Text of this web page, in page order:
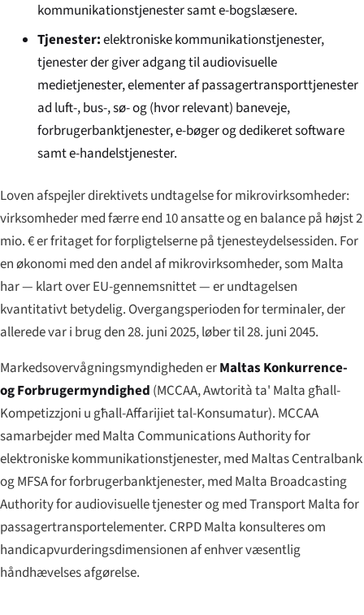
kommunikationstjenester samt e-bogslæsere.
Tjenester:elektroniske kommunikationstjenester,
tjenester der giver adgang til audiovisuelle
medietjenester, elementer af passagertransporttjenester
ad luft-, bus-, sø- og (hvor relevant) baneveje,
forbrugerbanktjenester, e-bøger og dedikeret software
samt e-handelstjenester.
Loven afspejler direktivets undtagelse for mikrovirksomheder:
virksomheder med færre end 10 ansatte og en balance på højst 2
mio. € er fritaget for forpligtelserne på tjenesteydelsessiden. For
en økonomi med den andel af mikrovirksomheder, som Malta
har — klart over EU-gennemsnittet — er undtagelsen
kvantitativt betydelig. Overgangsperioden for terminaler, der
allerede var i brug den 28. juni 2025, løber til 28. juni 2045.
Markedsovervågningsmyndigheden erMaltas Konkurrence-
og Forbrugermyndighed (MCCAA,Awtorità ta' Malta għall-
Kompetizzjoni u għall-Affarijiet tal-Konsumatur). MCCAA
samarbejder med Malta Communications Authority for
elektroniske kommunikationstjenester, med Maltas Centralbank
og MFSA for forbrugerbanktjenester, med Malta Broadcasting
Authority for audiovisuelle tjenester og med Transport Malta for
passagertransportelementer. CRPD Malta konsulteres om
handicapvurderingsdimensionen af enhver væsentlig
håndhævelses afgørelse.